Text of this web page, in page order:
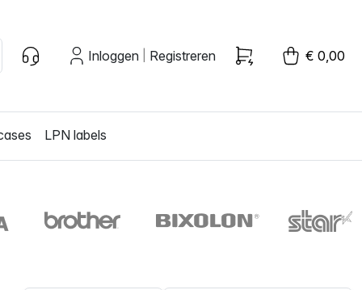
Inloggen Registreren € 0,00
LPN labels